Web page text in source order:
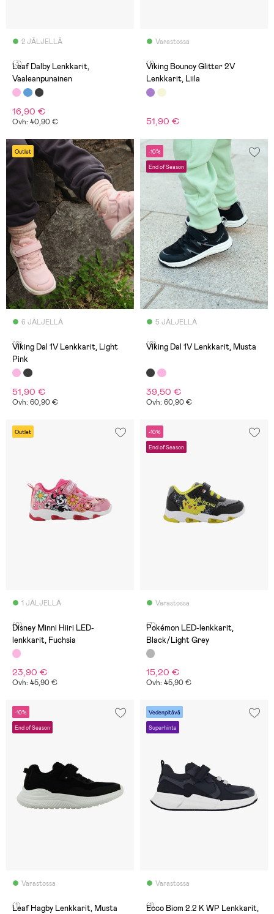
2 JÄLJELLÄ
(3)
Leaf Dalby Lenkkarit,
Vaaleanpunainen
16,90 €
Ovh: 40,90 €
Varastossa
(1)
Viking Bouncy Glitter 2V
Lenkkarit, Liila
51,90 €
Outlet
6 JÄLJELLÄ
(0)
Viking Dal 1V Lenkkarit, Light
Pink
51,90 €
Ovh: 60,90 €
-10%
End of Season
5 JÄLJELLÄ
(0)
Viking Dal 1V Lenkkarit, Musta
39,50 €
Ovh: 60,90 €
Outlet
1 JÄLJELLÄ
(0)
Disney Minni Hiiri LED-
lenkkarit, Fuchsia
23,90 €
Ovh: 45,90 €
-10%
End of Season
Varastossa
(7)
Pokémon LED-lenkkarit,
Black/Light Grey
15,20 €
Ovh: 45,90 €
-10%
End of Season
Varastossa
(1)
Leaf Hagby Lenkkarit, Musta
Vedenpitävä
Superhinta
Varastossa
(1)
Ecco Biom 2.2 K WP Lenkkarit,